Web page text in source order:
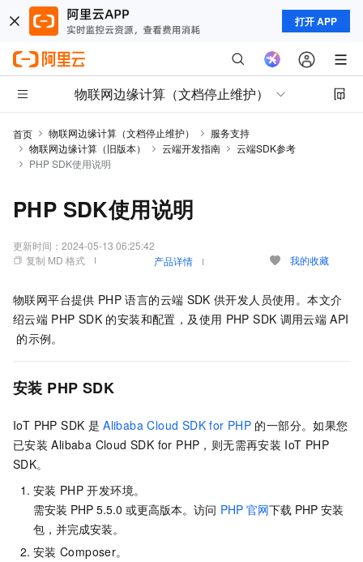
打开 APP
物联网边缘计算（文档停止维护）
首页 物联网边缘计算（文档停止维护）
服务支持
物联网边缘计算（旧版本）
云端开发指南
云端SDK参考
PHP SDK使用说明
PHP SDK使用说明
更新时间： 2024-05-13 06:25:42
复制 MD 格式
产品详情 我的收藏
物联网平台提供 PHP 语言的云端 SDK 供开发人员使用。本文介
绍云端 PHP SDK 的安装和配置，及使用 PHP SDK 调用云端 API
的示例。
安装 PHP SDK
IoT PHP SDK 是 Alibaba Cloud SDK for PHP 的一部分。如果您
已安装 Alibaba Cloud SDK for PHP，则无需再安装 IoT PHP
SDK。
安装 PHP 开发环境。
需安装 PHP 5.5.0 或更高版本。访问 PHP 官网下载 PHP 安装
包，并完成安装。
安装 Composer。